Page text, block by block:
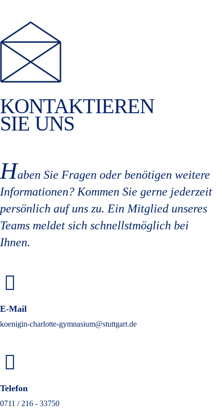
KONTAKTIEREN
SIE UNS
Haben Sie Fragen oder benötigen weitere
Informationen? Kommen Sie gerne jederzeit
persönlich auf uns zu. Ein Mitglied unseres
Teams meldet sich schnellstmöglich bei
Ihnen.
E-Mail
koenigin-charlotte-gymnasium@stuttgart.de
Telefon
0711 / 216 - 33750